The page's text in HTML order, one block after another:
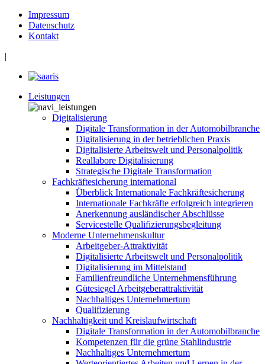
Impressum
Datenschutz
Kontakt
|
Leistungen
Digitalisierung
Digitale Transformation in der Automobilbranche
Digitalisierung in der betrieblichen Praxis
Digitalisierte Arbeitswelt und Personalpolitik
Reallabore Digitalisierung
Strategische Digitale Transformation
Fachkräftesicherung international
Überblick Internationale Fachkräftesicherung
Internationale Fachkräfte erfolgreich integrieren
Anerkennung ausländischer Abschlüsse
Servicestelle Qualifizierungsbegleitung
Moderne Unternehmenskultur
Arbeitgeber-Attraktivität
Digitalisierte Arbeitswelt und Personalpolitik
Digitalisierung im Mittelstand
Familienfreundliche Unternehmensführung
Gütesiegel Arbeitgeberattraktivität
Nachhaltiges Unternehmertum
Qualifizierung
Nachhaltigkeit und Kreislaufwirtschaft
Digitale Transformation in der Automobilbranche
Kompetenzen für die grüne Stahlindustrie
Nachhaltiges Unternehmertum